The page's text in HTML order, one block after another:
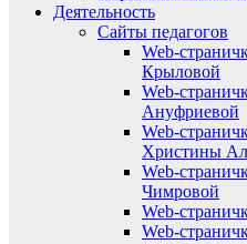
Деятельность
Сайты педагогов
Web-
Крыловой
Web-
Ануфриевой
Web-
Христины
Web-
Чимровой
Web-
Web-